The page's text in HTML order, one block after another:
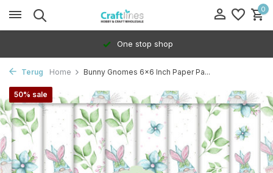
0
One stop shop
Terug Home Bunny Gnomes 6x6 Inch Paper Pa...
50% sale